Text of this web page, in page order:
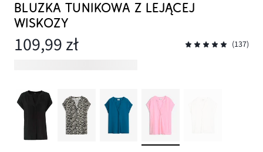
BLUZKA TUNIKOWA Z LEJĄCEJ
WISKOZY
109,99 zł (137)